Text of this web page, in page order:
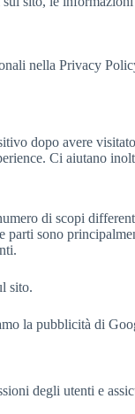
nella Privacy
dopo avere
Ci aiutano
di scopi
sono
sito.
la pubblicità di
degli utenti e